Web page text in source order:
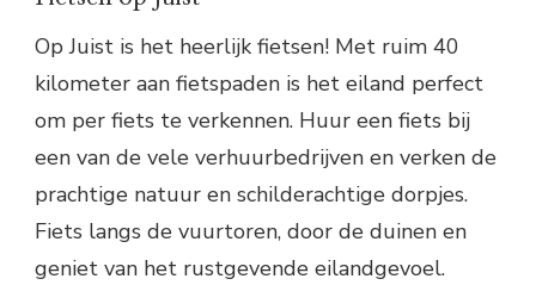
Op Juist is het heerlijk fietsen! Met ruim 40
kilometer aan fietspaden is het eiland perfect
om per fiets te verkennen. Huur een fiets bij
een van de vele verhuurbedrijven en verken de
prachtige natuur en schilderachtige dorpjes.
Fiets langs de vuurtoren, door de duinen en
geniet van het rustgevende eilandgevoel.